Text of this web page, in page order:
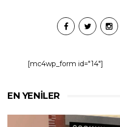
[mc4wp_form id="14"]
EN YENILER